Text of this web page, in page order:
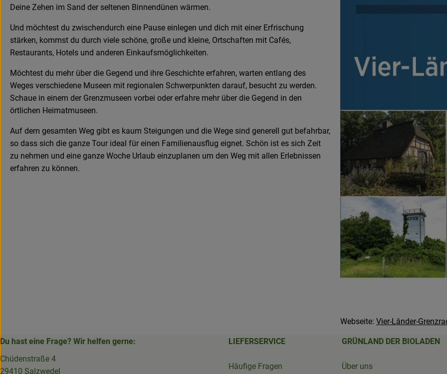
Deine Zehen im Sand der seltenen Binnendünen wärmen.
Und möchtest du zwischendurch eine Pause einlegen und dich mit einer Erfrischung
stärken, kommst du durch viele schöne, große und kleine, Ortschaften mit Cafés,
Restaurants, Hotels und anderen Einkaufsmöglichkeiten.
Möchtest du mehr über die Gegend und ihre Geschichte erfahren, warten entlang des
Weges verschiedene Museen mit regionalen Schwerpunkten darauf, besucht zu werden.
Schaue in einem der Grenzmuseen vorbei oder erfahre mehr über die Gegend in den
örtlichen Heimatmuseen.
Auf dem gesamten Weg gibt es kaum Steigungen und die Wege sind generell gut befahrbar,
so dass sich die ganze Tour ideal für einen Familienausflug eignet. Schön ist es sich Zeit
zu nehmen und eine ganze Woche Urlaub einzuplanen um den Weg mit allen Erlebnissen
erfahren zu können.
Webseite: Vier-Länder-
Du hast eine Frage? Wir helfen gerne:
Chüdenstraße 4
29410 Salzwedel
LIEFERSERVICE
Häufige Fragen
GRÜNLAND DER BIOLADEN
Über uns